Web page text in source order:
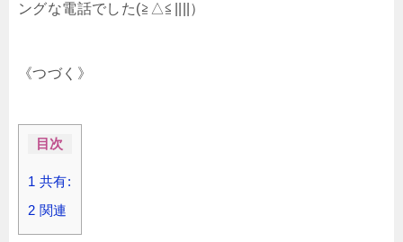
ングな電話でした(≧△≦||||）
《つづく》
目次
1 共有:
2 関連